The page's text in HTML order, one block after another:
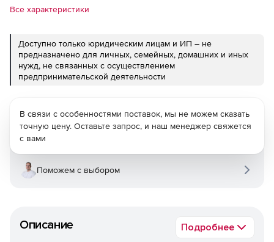
Все характеристики
Доступно только юридическим лицам и ИП – не
предназначено для личных, семейных, домашних и иных
нужд, не связанных с осуществлением
предпринимательской деятельности
Описание Подробнее
В связи с особенностями поставок, мы не можем сказать
точную цену. Оставьте запрос, и наш менеджер свяжется
с вами
Поможем с выбором